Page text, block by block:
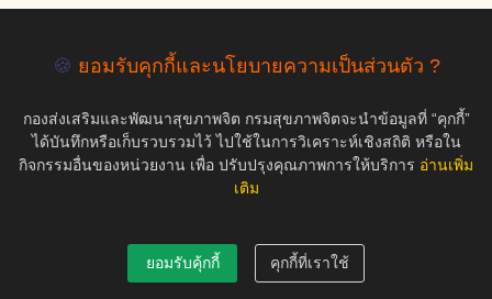
🍪 ยอมรับคุกกี้และนโยบายความเป็นส่วนตัว ?
กองส่งเสริมและพัฒนาสุขภาพจิต กรมสุขภาพจิตจะนำข้อมูลที่ “คุกกี้”
ได้บันทึกหรือเก็บรวบรวมไว้ ไปใช้ในการวิเคราะห์เชิงสถิติ หรือใน
กิจกรรมอื่นของหน่วยงาน เพื่อ ปรับปรุงคุณภาพการให้บริการ อ่านเพิ่ม
เติม
ยอมรับคุ้กกี้ คุกกี้ที่เราใช้